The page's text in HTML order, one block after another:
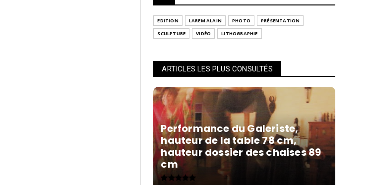
EDITION LAREM ALAIN PHOTO
PRÉSENTATION
SCULPTURE
VIDÉO LITHOGRAPHIE
ARTICLES LES PLUS CONSULTÉS
Performance du Galeriste,
hauteur de la table 78 cm,
hauteur dossier des chaises 89
cm